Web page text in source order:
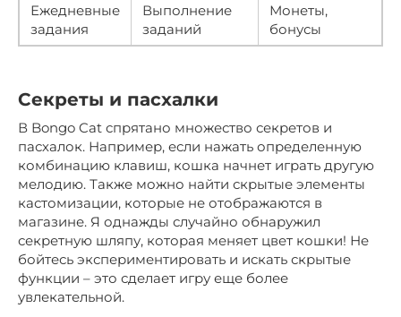
Ежедневные
задания
Выполнение
заданий
Монеты,
бонусы
Секреты и пасхалки
В Bongo Cat спрятано множество секретов и
пасхалок. Например, если нажать определенную
комбинацию клавиш, кошка начнет играть другую
мелодию. Также можно найти скрытые элементы
кастомизации, которые не отображаются в
магазине. Я однажды случайно обнаружил
секретную шляпу, которая меняет цвет кошки! Не
бойтесь экспериментировать и искать скрытые
функции – это сделает игру еще более
увлекательной.